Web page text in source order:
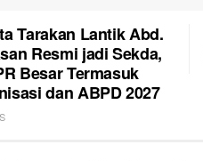
Tarakan Lantik Abd.
Resmi jadi Sekda,
Besar Termasuk
dan ABPD 2027